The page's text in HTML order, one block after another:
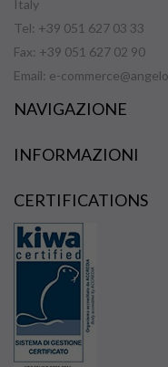
Italy
Tel: +39 051 627 03 33
Fax: +39 051 627 02 90
Email: e-
NAVIGAZIONE
INFORMAZIONI
CERTIFICATIONS